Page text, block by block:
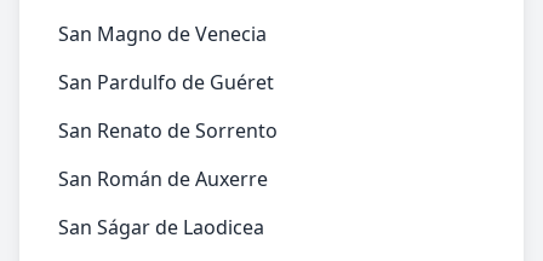
San Magno de Venecia
San Pardulfo de Guéret
San Renato de Sorrento
San Román de Auxerre
San Ságar de Laodicea